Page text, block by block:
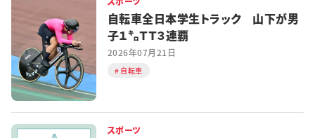
自転車全日本学生トラック 山下が男
子１㌔ＴＴ３連覇
2026年07月21日
自転車
スポーツ